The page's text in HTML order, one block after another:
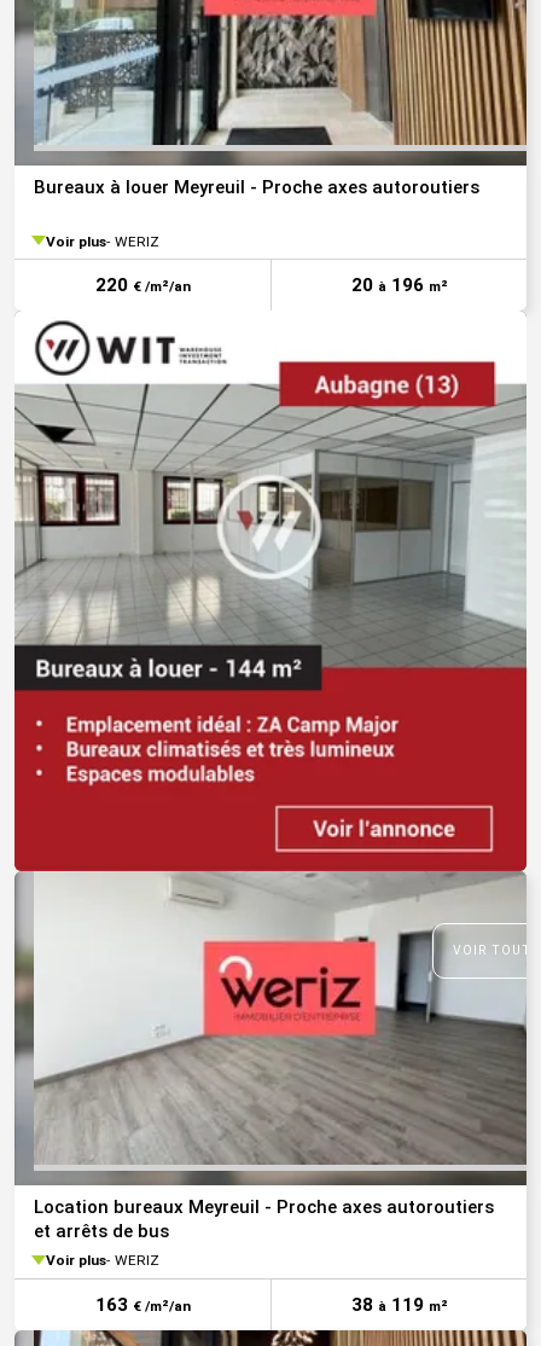
Bureaux à louer Meyreuil - Proche axes autoroutiers
Voir plus WERIZ
220 € /m²/an 20 à196 m²
VOIR
Location bureaux Meyreuil - Proche axes autoroutiers
et arrêts de bus
Voir plus WERIZ
163 € /m²/an 38 à 119 m²